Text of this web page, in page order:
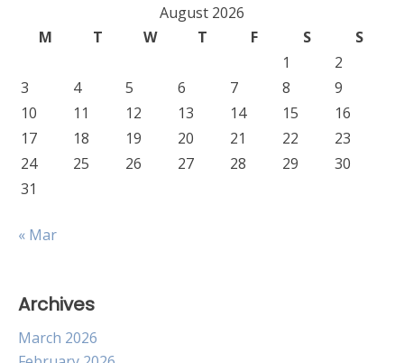
August 2026
M
T W T F S
S
1
2
3
4 5 6 7 8
9
10
11 12 13 14 15
16
17
18 19 20 21 22
23
24
25 26 27 28 29
30
31
« Mar
Archives
March 2026